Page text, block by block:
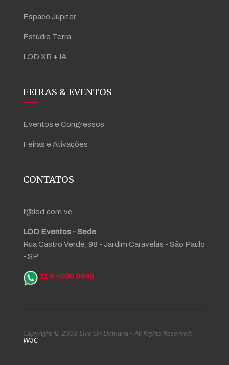
Espaco Júpiter
Estúdio Terra
LOD XR + IA
FEIRAS & EVENTOS
Eventos e Congressos
Feiras e Ativações
CONTATOS
f@lod.com.vc
LOD Eventos - Sede
Rua Castro Verde, 98 - Jardim Caravelas - São Paulo
- SP
11 9 4538 9849
Copyright © 2018 Live On Demand - All Rights Reserved.
W3C